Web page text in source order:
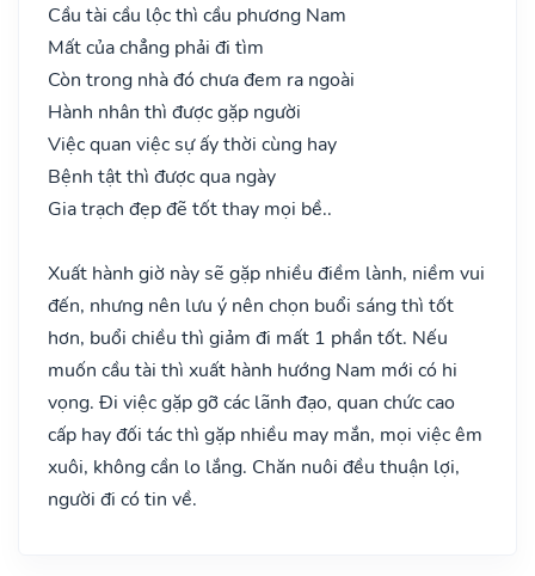
Cầu tài cầu lộc thì cầu phương Nam
Mất của chẳng phải đi tìm
Còn trong nhà đó chưa đem ra ngoài
Hành nhân thì được gặp người
Việc quan việc sự ấy thời cùng hay
Bệnh tật thì được qua ngày
Gia trạch đẹp đẽ tốt thay mọi bề..
Xuất hành giờ này sẽ gặp nhiều điềm lành, niềm vui
đến, nhưng nên lưu ý nên chọn buổi sáng thì tốt
hơn, buổi chiều thì giảm đi mất 1 phần tốt. Nếu
muốn cầu tài thì xuất hành hướng Nam mới có hi
vọng. Đi việc gặp gỡ các lãnh đạo, quan chức cao
cấp hay đối tác thì gặp nhiều may mắn, mọi việc êm
xuôi, không cần lo lắng. Chăn nuôi đều thuận lợi,
người đi có tin về.